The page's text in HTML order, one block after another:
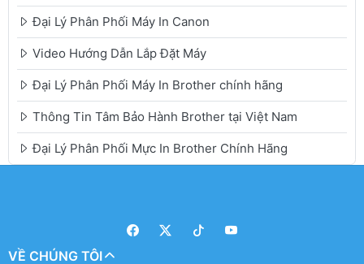
Đại Lý Phân Phối Máy In Canon
Video Hướng Dẫn Lắp Đặt Máy
Đại Lý Phân Phối Máy In Brother chính hãng
Thông Tin Tâm Bảo Hành Brother tại Việt Nam
Đại Lý Phân Phối Mực In Brother Chính Hãng
VỀ CHÚNG TÔI